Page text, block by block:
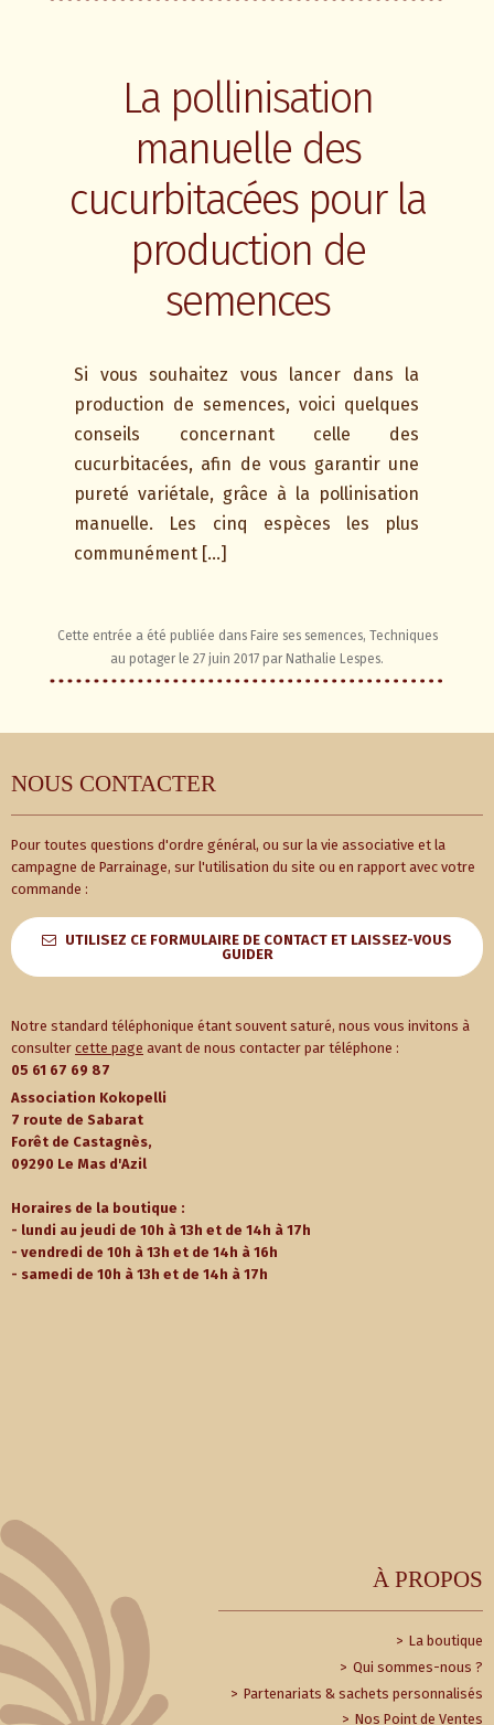
La pollinisation
manuelle des
cucurbitacées pour la
production de
semences
Si vous souhaitez vous lancer dans la
production de semences, voici quelques
conseils concernant celle des
cucurbitacées, afin de vous garantir une
pureté variétale, grâce à la pollinisation
manuelle. Les cinq espèces les plus
communément […]
Cette entrée a été publiée dans Faire ses semences, Techniques
au potager le 27 juin 2017 par Nathalie Lespes.
À PROPOS
La boutique
Qui sommes-nous ?
Partenariats & sachets personnalisés
Nos Point de Ventes
NOUS CONTACTER
Pour toutes questions d'ordre général, ou sur la vie associative et la
campagne de Parrainage, sur l'utilisation du site ou en rapport avec votre
commande :
UTILISEZ CE FORMULAIRE DE CONTACT ET LAISSEZ-VOUS
GUIDER
Notre standard téléphonique étant souvent saturé, nous vous invitons à
consulter cette page avant de nous contacter par téléphone :
05 61 67 69 87
Association Kokopelli
7 route de Sabarat
Forêt de Castagnès,
09290 Le Mas d'Azil
Horaires de la boutique :
- lundi au jeudi de 10h à 13h et de 14h à 17h
- vendredi de 10h à 13h et de 14h à 16h
- samedi de 10h à 13h et de 14h à 17h